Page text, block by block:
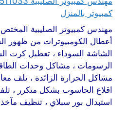
كمبيوتر بالمنزل
مهندس كمبيوتر الصليبية
أعطال الكومبيوترات من ظهور
الشاشة السوداء ، تعطيل كرت
الرسومات ، مشاكل وحدات
مشاكل الحرارة الزائدة ، تلف
اقلاع الحاسوب بشكل متكرر ،
استبدال بور سبلاي ، تنظيف